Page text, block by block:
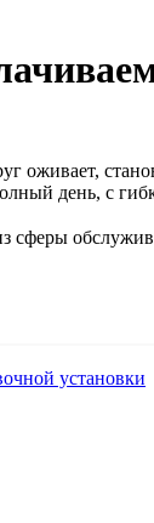
оживает,
день, с
установки